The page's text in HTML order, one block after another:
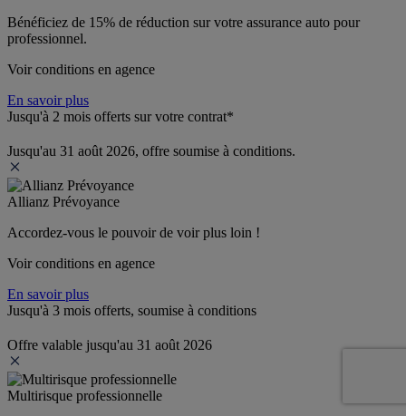
Bénéficiez de 15% de réduction sur votre assurance auto pour
professionnel.
Voir conditions en agence
En savoir plus
Jusqu'à 2 mois offerts sur votre contrat*
Jusqu'au 31 août 2026, offre soumise à conditions.
Allianz Prévoyance
Accordez-vous le pouvoir de voir plus loin !
Voir conditions en agence
En savoir plus
Jusqu'à 3 mois offerts, soumise à conditions
Offre valable jusqu'au 31 août 2026
Multirisque professionnelle